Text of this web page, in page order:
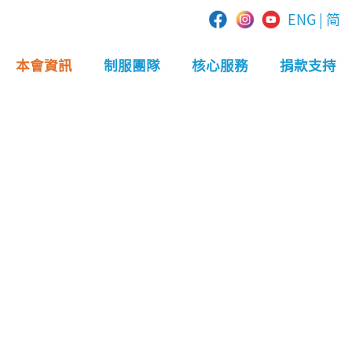
ENG | 简
本會資訊 制服團隊 核心服務 捐款支持